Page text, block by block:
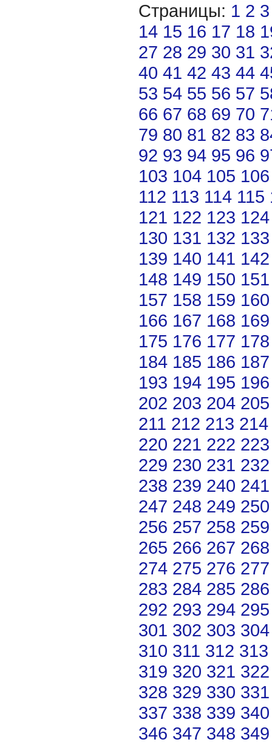
Страницы: 1 2 3
14 15 16 17 18
27 28 29 30 31
40 41 42 43 44
53 54 55 56 57
66 67 68 69 70
79 80 81 82 83
92 93 94 95 96
103 104 105 106
112 113 114 115
121 122 123 124
130 131 132 133
139 140 141 142
148 149 150 151
157 158 159 160
166 167 168 169
175 176 177 178
184 185 186 187
193 194 195 196
202 203 204 205
211 212 213 214
220 221 222 223
229 230 231 232
238 239 240 241
247 248 249 250
256 257 258 259
265 266 267 268
274 275 276 277
283 284 285 286
292 293 294 295
301 302 303 304
310 311 312 313
319 320 321 322
328 329 330 331
337 338 339 340
346 347 348 349